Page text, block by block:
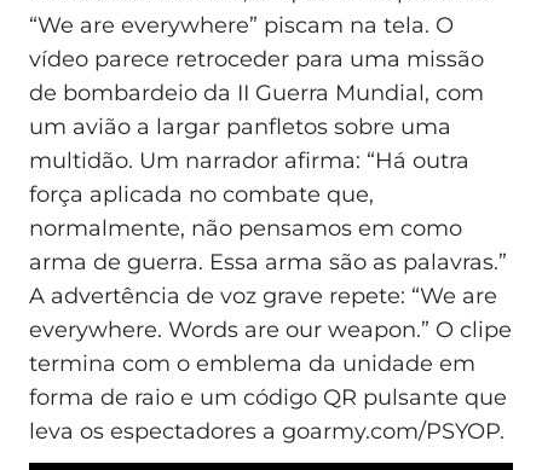
“We are everywhere” piscam na tela. O
vídeo parece retroceder para uma missão
de bombardeio da II Guerra Mundial, com
um avião a largar panfletos sobre uma
multidão. Um narrador afirma: “Há outra
força aplicada no combate que,
normalmente, não pensamos em como
arma de guerra. Essa arma são as palavras.”
A advertência de voz grave repete: “We are
everywhere. Words are our weapon.” O clipe
termina com o emblema da unidade em
forma de raio e um código QR pulsante que
leva os espectadores a goarmy.com/PSYOP.